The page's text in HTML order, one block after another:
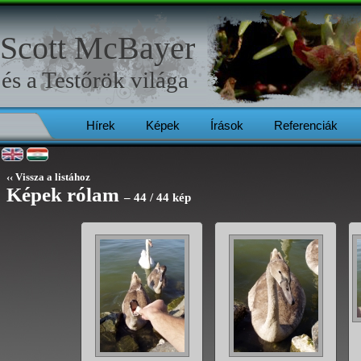
Hírek Képek Írások Referenciák
Scott McBayer
és aTestőrökvilága
‹‹ Vissza a listához
Képek rólam– 44 / 44 kép